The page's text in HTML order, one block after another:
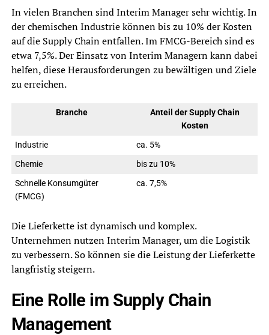
In vielen Branchen sind Interim Manager sehr wichtig. In
der chemischen Industrie können bis zu 10% der Kosten
auf die Supply Chain entfallen. Im FMCG-Bereich sind es
etwa 7,5%. Der Einsatz von Interim Managern kann dabei
helfen, diese Herausforderungen zu bewältigen und Ziele
zu erreichen.
Branche
Anteil der Supply Chain
Kosten
Industrie
ca. 5%
Chemie
bis zu 10%
Schnelle Konsumgüter
(FMCG)
ca. 7,5%
Die Lieferkette ist dynamisch und komplex.
Unternehmen nutzen Interim Manager, um die Logistik
zu verbessern. So können sie die Leistung der Lieferkette
langfristig steigern.
Eine Rolle im Supply Chain
Management